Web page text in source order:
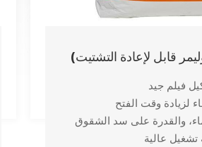
فيلم جيد
لزيادة وقت الفتح
والقدرة على سد الشقوق
تشغيل عالية